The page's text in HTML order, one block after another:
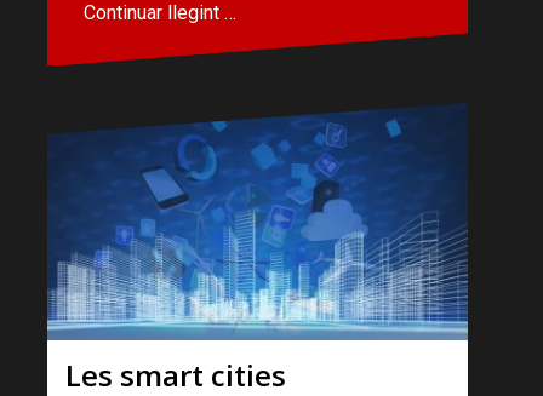
Continuar llegint …
Les smart cities